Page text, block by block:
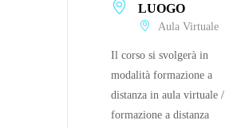
LUOGO
Aula Virtuale
Il corso si svolgerà in
modalità formazione a
distanza in aula virtuale /
formazione a distanza